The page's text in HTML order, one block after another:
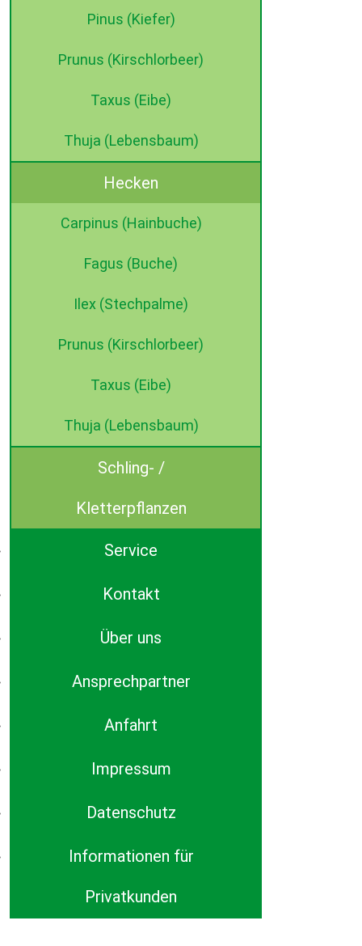
Pinus (Kiefer)
Prunus (Kirschlorbeer)
Taxus (Eibe)
Thuja (Lebensbaum)
Hecken
Carpinus (Hainbuche)
Fagus (Buche)
Ilex (Stechpalme)
Prunus (Kirschlorbeer)
Taxus (Eibe)
Thuja (Lebensbaum)
Schling- /
Kletterpflanzen
Service
Kontakt
Über uns
Ansprechpartner
Anfahrt
Impressum
Datenschutz
Informationen für
Privatkunden